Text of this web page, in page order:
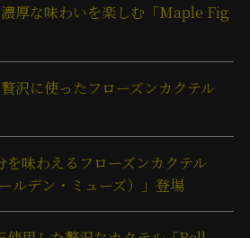
濃厚な味わいを楽しむ「Maple Fig
沢に使ったフローズンカクテル
を味わえるフローズンカクテル
ルデン・ミューズ）」登場